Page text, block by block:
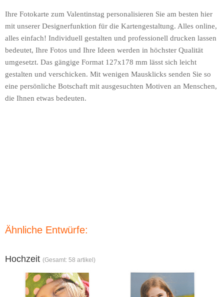
Ihre Fotokarte zum Valentinstag personalisieren Sie am besten hier
mit unserer Designerfunktion für die Kartengestaltung. Alles online,
alles einfach! Individuell gestalten und professionell drucken lassen
bedeutet, Ihre Fotos und Ihre Ideen werden in höchster Qualität
umgesetzt. Das gängige Format 127x178 mm lässt sich leicht
gestalten und verschicken. Mit wenigen Mausklicks senden Sie so
eine persönliche Botschaft mit ausgesuchten Motiven an Menschen,
die Ihnen etwas bedeuten.
Ähnliche Entwürfe:
Hochzeit (Gesamt: 58 artikel)